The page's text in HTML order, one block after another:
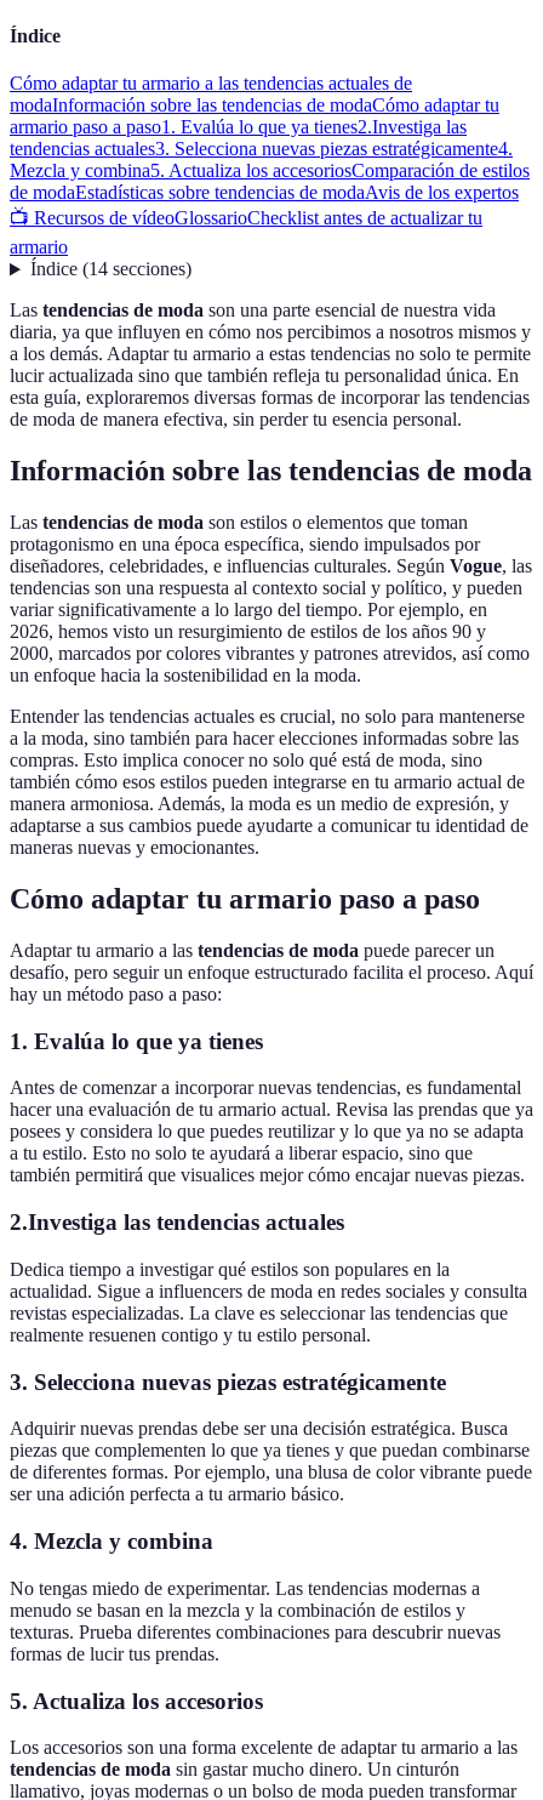
Índice
Cómo adaptar tu armario a las tendencias actuales de
modaInformación sobre las tendencias de modaCómo adaptar tu
armario paso a paso1. Evalúa lo que ya tienes2.Investiga las
tendencias actuales3. Selecciona nuevas piezas estratégicamente4.
Mezcla y combina5. Actualiza los accesoriosComparación de estilos
de modaEstadísticas sobre tendencias de modaAvis de los expertos
📺 Recursos de vídeoGlossarioChecklist antes de actualizar tu
armario
Índice(14 secciones)
Las tendencias de moda son una parte esencial de nuestra vida
diaria, ya que influyen en cómo nos percibimos a nosotros mismos y
a los demás. Adaptar tu armario a estas tendencias no solo te permite
lucir actualizada sino que también refleja tu personalidad única. En
esta guía, exploraremos diversas formas de incorporar las tendencias
de moda de manera efectiva, sin perder tu esencia personal.
Información sobre las tendencias de moda
Las tendencias de moda son estilos o elementos que toman
protagonismo en una época específica, siendo impulsados por
diseñadores, celebridades, e influencias culturales. Según Vogue, las
tendencias son una respuesta al contexto social y político, y pueden
variar significativamente a lo largo del tiempo. Por ejemplo, en
2026, hemos visto un resurgimiento de estilos de los años 90 y
2000, marcados por colores vibrantes y patrones atrevidos, así como
un enfoque hacia la sostenibilidad en la moda.
Entender las tendencias actuales es crucial, no solo para mantenerse
a la moda, sino también para hacer elecciones informadas sobre las
compras. Esto implica conocer no solo qué está de moda, sino
también cómo esos estilos pueden integrarse en tu armario actual de
manera armoniosa. Además, la moda es un medio de expresión, y
adaptarse a sus cambios puede ayudarte a comunicar tu identidad de
maneras nuevas y emocionantes.
Cómo adaptar tu armario paso a paso
Adaptar tu armario a las tendencias de moda puede parecer un
desafío, pero seguir un enfoque estructurado facilita el proceso. Aquí
hay un método paso a paso:
1. Evalúa lo que ya tienes
Antes de comenzar a incorporar nuevas tendencias, es fundamental
hacer una evaluación de tu armario actual. Revisa las prendas que ya
posees y considera lo que puedes reutilizar y lo que ya no se adapta
a tu estilo. Esto no solo te ayudará a liberar espacio, sino que
también permitirá que visualices mejor cómo encajar nuevas piezas.
2.Investiga las tendencias actuales
Dedica tiempo a investigar qué estilos son populares en la
actualidad. Sigue a influencers de moda en redes sociales y consulta
revistas especializadas. La clave es seleccionar las tendencias que
realmente resuenen contigo y tu estilo personal.
3. Selecciona nuevas piezas estratégicamente
Adquirir nuevas prendas debe ser una decisión estratégica. Busca
piezas que complementen lo que ya tienes y que puedan combinarse
de diferentes formas. Por ejemplo, una blusa de color vibrante puede
ser una adición perfecta a tu armario básico.
4. Mezcla y combina
No tengas miedo de experimentar. Las tendencias modernas a
menudo se basan en la mezcla y la combinación de estilos y
texturas. Prueba diferentes combinaciones para descubrir nuevas
formas de lucir tus prendas.
5. Actualiza los accesorios
Los accesorios son una forma excelente de adaptar tu armario a las
tendencias de moda sin gastar mucho dinero. Un cinturón
llamativo, joyas modernas o un bolso de moda pueden transformar